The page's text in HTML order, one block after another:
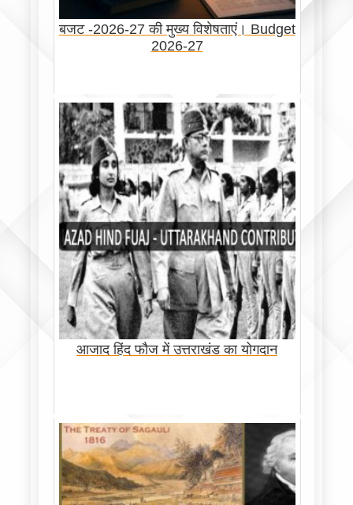
बजट -2026-27 की मुख्य विशेषताएं। Budget
2026-27
आजाद हिंद फौज में उत्तराखंड का योगदान